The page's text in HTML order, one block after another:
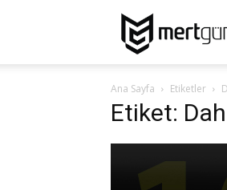
Ana Sayfa Etiketler
Etiket: